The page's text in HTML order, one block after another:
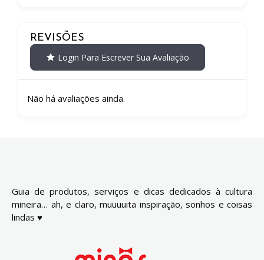
REVISÕES
Login Para Escrever Sua Avaliação
Não há avaliações ainda.
Guia de produtos, serviços e dicas dedicados à cultura
mineira… ah, e claro, muuuuita inspiração, sonhos e coisas
lindas ♥